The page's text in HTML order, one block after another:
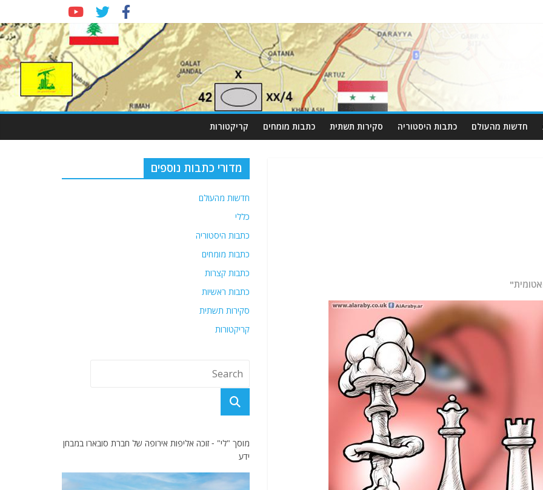
חדשות מהעולם כתבות היסטוריה סקירות תשתית כתבות מומחים קריקטורות
מדורי כתבות נוספים
חדשות מהעולם
כללי
כתבות היסטוריה
כתבות מומחים
כתבות קצרות
כתבות ראשיות
סקירות תשתית
קריקטורות
מוסך "לי" - זוכה אליפות אירופה של חברת סובארו במבחן
ידע